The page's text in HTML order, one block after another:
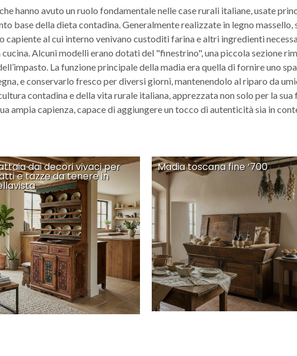
hanno avuto un ruolo fondamentale nelle case rurali italiane, usate
base della dieta contadina. Generalmente realizzate in legno
capiente al cui interno venivano custoditi farina e altri ingredienti
Alcuni modelli erano dotati del "finestrino", una piccola sezione
La funzione principale della madia era quella di fornire uno
e conservarlo fresco per diversi giorni, mantenendolo al riparo da
contadina e della vita rurale italiana, apprezzata non solo per la sua
ampia capienza, capace di aggiungere un tocco di autenticità sia in
dai decori vivaci per
e tazze da tenere in
Madia toscana fine ‘700